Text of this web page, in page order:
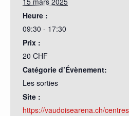
Heure :
09:30 - 17:30
Prix :
20 CHF
Catégorie d’Évènement:
Les sorties
Site :
https://vaudoisearena.ch/